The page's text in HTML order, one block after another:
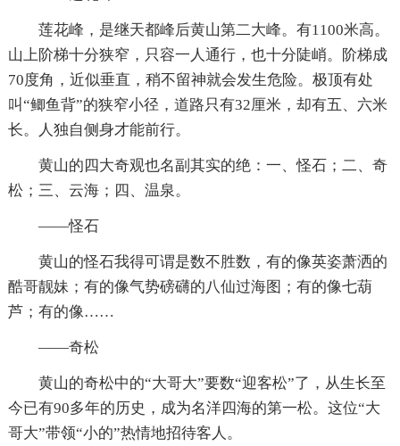
莲花峰，是继天都峰后黄山第二大峰。有1100米高。
山上阶梯十分狭窄，只容一人通行，也十分陡峭。阶梯成
70度角，近似垂直，稍不留神就会发生危险。极顶有处
叫“鲫鱼背”的狭窄小径，道路只有32厘米，却有五、六米
长。人独自侧身才能前行。
黄山的四大奇观也名副其实的绝：一、怪石；二、奇
松；三、云海；四、温泉。
——怪石
黄山的怪石我得可谓是数不胜数，有的像英姿萧洒的
酷哥靓妹；有的像气势磅礴的八仙过海图；有的像七葫
芦；有的像……
——奇松
黄山的奇松中的“大哥大”要数“迎客松”了，从生长至
今已有90多年的历史，成为名洋四海的第一松。这位“大
哥大”带领“小的”热情地招待客人。